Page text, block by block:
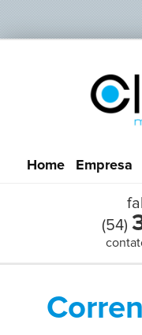
Home Empresa
(54)